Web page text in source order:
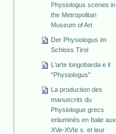
Physiologus scenes in
the Metropolitan
Museum of Art
Der Physiologus im
Schloss Tirol
L'arte longobarda e il
"Physiologus"
La production des
manuscrits du
Physiologue grecs
enluminés en Italie aux
XVe-XVIe s. et leur